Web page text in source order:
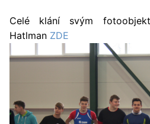
Celé klání svým
Hatlman ZDE